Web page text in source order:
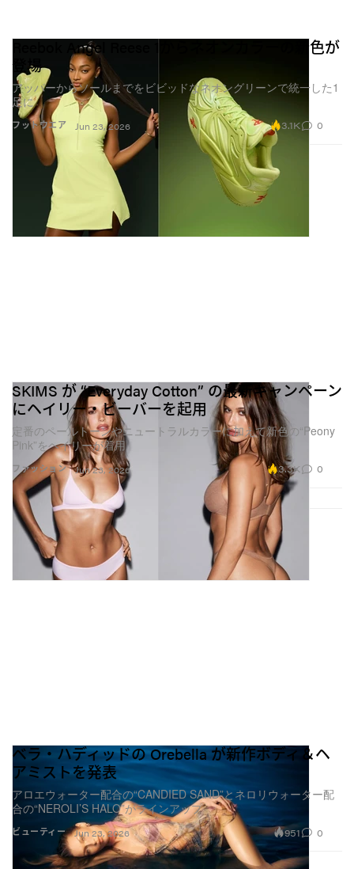
フットウエア
Reebok Angel Reese 1からネオンカラーの新色が
登場
アッパーからソールまでをビビッドなネオングリーンで統一した1
足に
Jun 23, 2026 3.1K 0
ファッション
SKIMS が “Everyday Cotton” の最新キャンペーン
にヘイリー・ビーバーを起用
定番のペールトーンやニュートラルカラーに加えて新色の“Peony
Pink”をヘイリーが着用
Jun 23, 2026 3.3K 0
ビューティー
ベラ・ハディッドの Orebella が新作ボディ＆ヘ
アミストを発表
アロエウォーター配合の“CANDIED SAND”とネロリウォーター配
合の“NEROLI’S HALO”がラインアップ
Jun 23, 2026 951 0